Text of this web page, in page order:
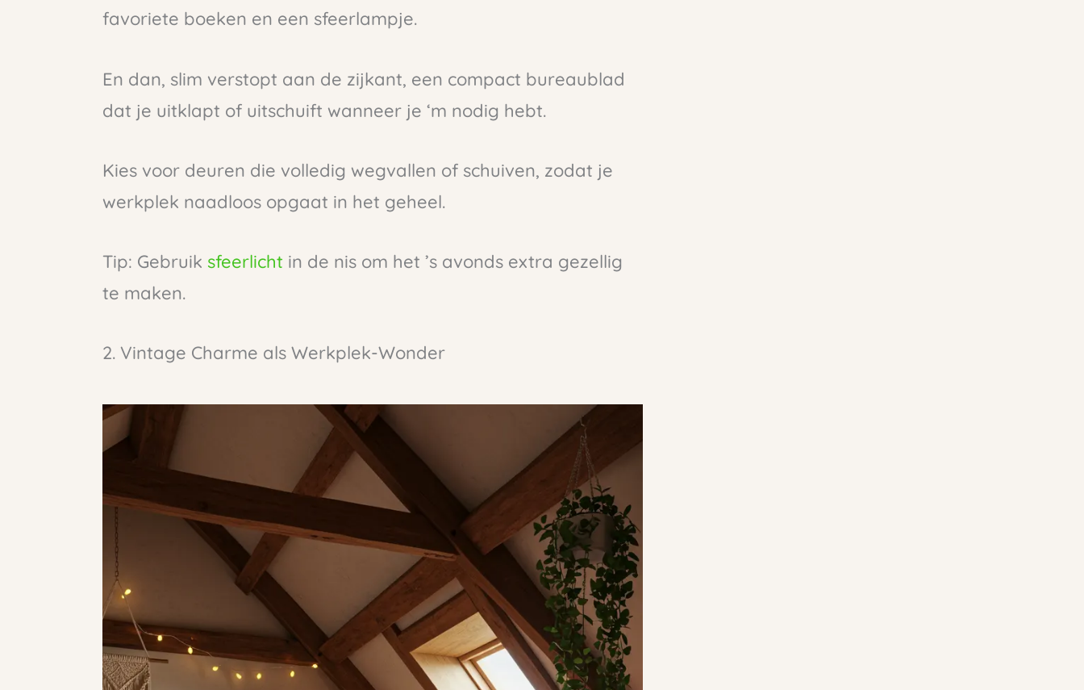
favoriete boeken en een sfeerlampje.
En dan, slim verstopt aan de zijkant, een compact bureaublad
dat je uitklapt of uitschuift wanneer je ‘m nodig hebt.
Kies voor deuren die volledig wegvallen of schuiven, zodat je
werkplek naadloos opgaat in het geheel.
Tip: Gebruik sfeerlicht in de nis om het ’s avonds extra gezellig
te maken.
2. Vintage Charme als Werkplek-Wonder